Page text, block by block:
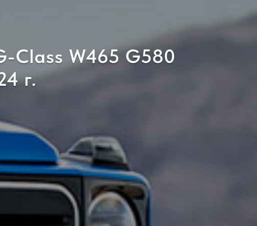
Class W465 G580
г.